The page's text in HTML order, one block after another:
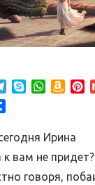
Telegram
Skype
Ирина
вам не
говоря,